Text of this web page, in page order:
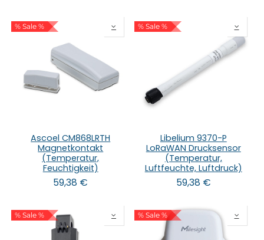
% Sale %
Ascoel CM868LRTH
Magnetkontakt
(Temperatur,
Feuchtigkeit)
59,38 €
% Sale %
Libelium 9370-P
LoRaWAN Drucksensor
(Temperatur,
Luftfeuchte, Luftdruck)
59,38€
% Sale % % Sale %